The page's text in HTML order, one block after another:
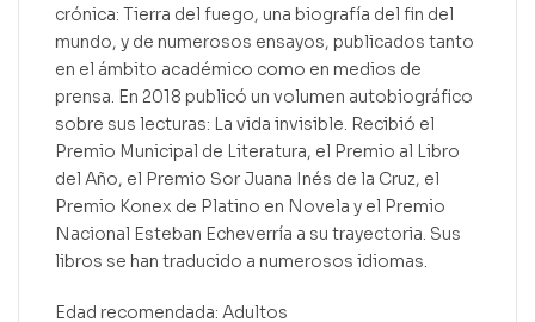
crónica: Tierra del fuego, una biografía del fin del
mundo, y de numerosos ensayos, publicados tanto
en el ámbito académico como en medios de
prensa. En 2018 publicó un volumen autobiográfico
sobre sus lecturas: La vida invisible. Recibió el
Premio Municipal de Literatura, el Premio al Libro
del Año, el Premio Sor Juana Inés de la Cruz, el
Premio Konex de Platino en Novela y el Premio
Nacional Esteban Echeverría a su trayectoria. Sus
libros se han traducido a numerosos idiomas.
Edad recomendada: Adultos